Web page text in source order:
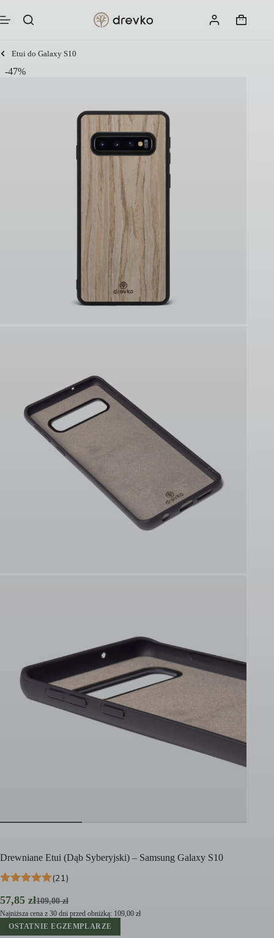
do
treści
Koszyk
Etui do Galaxy S10
-47%
Drewniane Etui (Dąb Syberyjski) – Samsung Galaxy S10
(21)
109,00zł
Pierwotna
cena
wynosiła:
109,00 zł.
57,85 zł
Aktualna
cena
wynosi:
57,85 zł.
Najniższa cena z 30 dni przed obniżką: 109,00 zł
OSTATNIE EGZEMPLARZE